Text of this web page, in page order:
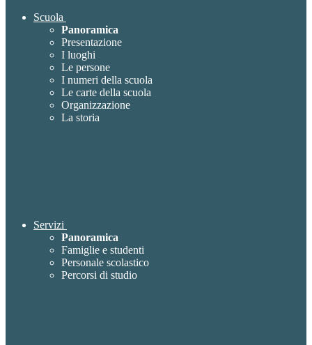
Scuola
Panoramica
Presentazione
I luoghi
Le persone
I numeri della scuola
Le carte della scuola
Organizzazione
La storia
Servizi
Panoramica
Famiglie e studenti
Personale scolastico
Percorsi di studio